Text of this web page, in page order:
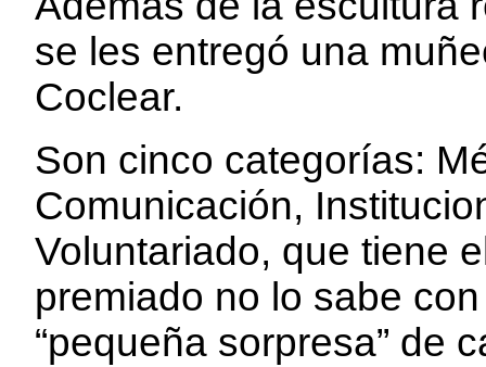
se les entregó una
Coclear.
Son cinco categorías:
Comunicación,
Voluntariado, que tiene
premiado no lo sabe
“pequeña sorpresa” de